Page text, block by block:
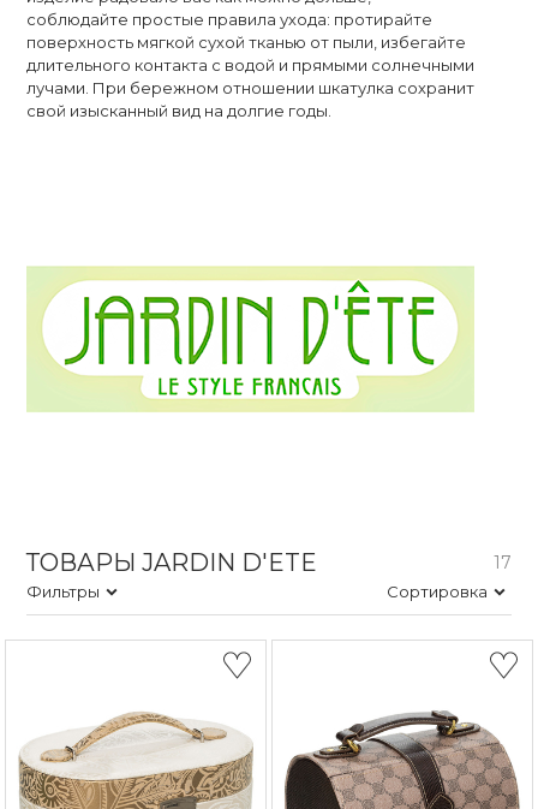
соблюдайте простые правила ухода: протирайте
поверхность мягкой сухой тканью от пыли, избегайте
длительного контакта с водой и прямыми солнечными
лучами. При бережном отношении шкатулка сохранит
свой изысканный вид на долгие годы.
ТОВАРЫJARDIN D'ETE 17
Фильтры Сортировка